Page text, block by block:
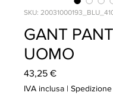
SKU:
GANT
UOMO
43,25 €Prezzo
IVA inclusa |